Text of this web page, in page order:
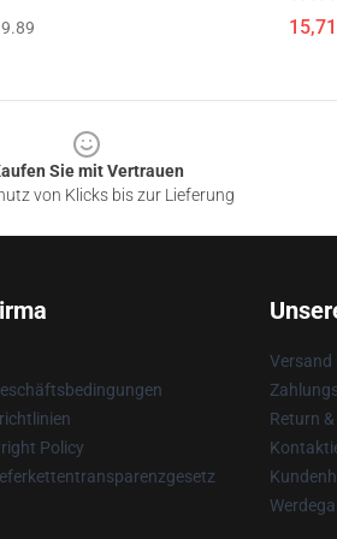
Sie mit Vertrauen
von Klicks bis zur Lieferung
Policy
Versand
Return